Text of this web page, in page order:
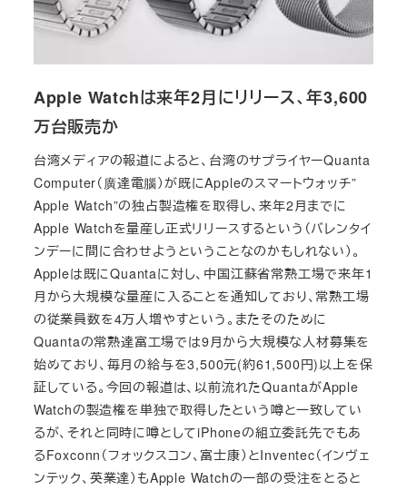
Apple Watchは来年2月にリリース、年3,600
万台販売か
台湾メディアの報道によると、台湾のサプライヤーQuanta
Computer（廣達電腦）が既にAppleのスマートウォッチ”
Apple Watch”の独占製造権を取得し、来年2月までに
Apple Watchを量産し正式リリースするという（バレンタイ
ンデーに間に合わせようということなのかもしれない）。
Appleは既にQuantaに対し、中国江蘇省常熟工場で来年1
月から大規模な量産に入ることを通知しており、常熟工場
の従業員数を4万人増やすという。またそのために
Quantaの常熟達富工場では9月から大規模な人材募集を
始めており、毎月の給与を3,500元(約61,500円)以上を保
証している。今回の報道は、以前流れたQuantaがApple
Watchの製造権を単独で取得したという噂と一致してい
るが、それと同時に噂としてiPhoneの組立委託先でもあ
るFoxconn（フォックスコン、富士康）とInventec（インヴェ
ンテック、英業達）もApple Watchの一部の受注をとると